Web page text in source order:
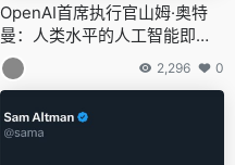
OpenAI首席执行官山姆·奥特
曼：人类水平的人工智能即将
到来，但其影响可能较预期小
2,296 0